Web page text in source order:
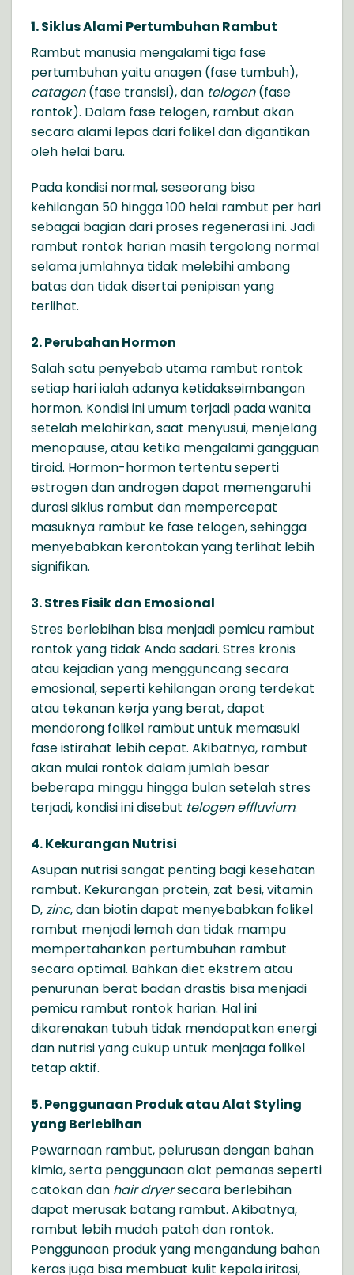
1. Siklus Alami Pertumbuhan Rambut
Rambut manusia mengalami tiga fase
pertumbuhan yaitu anagen (fase tumbuh),
catagen(fase transisi), dan telogen(fase
rontok). Dalam fase telogen, rambut akan
secara alami lepas dari folikel dan digantikan
oleh helai baru.
Pada kondisi normal, seseorang bisa
kehilangan 50 hingga 100 helai rambut per hari
sebagai bagian dari proses regenerasi ini. Jadi
rambut rontok harian masih tergolong normal
selama jumlahnya tidak melebihi ambang
batas dan tidak disertai penipisan yang
terlihat.
2. Perubahan Hormon
Salah satu penyebab utama rambut rontok
setiap hari ialah adanya ketidakseimbangan
hormon. Kondisi ini umum terjadi pada wanita
setelah melahirkan, saat menyusui, menjelang
menopause, atau ketika mengalami gangguan
tiroid. Hormon-hormon tertentu seperti
estrogen dan androgen dapat memengaruhi
durasi siklus rambut dan mempercepat
masuknya rambut ke fase telogen, sehingga
menyebabkan kerontokan yang terlihat lebih
signifikan.
3. Stres Fisik dan Emosional
Stres berlebihan bisa menjadi pemicu rambut
rontok yang tidak Anda sadari. Stres kronis
atau kejadian yang mengguncang secara
emosional, seperti kehilangan orang terdekat
atau tekanan kerja yang berat, dapat
mendorong folikel rambut untuk memasuki
fase istirahat lebih cepat. Akibatnya, rambut
akan mulai rontok dalam jumlah besar
beberapa minggu hingga bulan setelah stres
terjadi, kondisi ini disebut telogen effluvium.
4. Kekurangan Nutrisi
Asupan nutrisi sangat penting bagi kesehatan
rambut. Kekurangan protein, zat besi, vitamin
D,zinc, dan biotin dapat menyebabkan folikel
rambut menjadi lemah dan tidak mampu
mempertahankan pertumbuhan rambut
secara optimal. Bahkan diet ekstrem atau
penurunan berat badan drastis bisa menjadi
pemicu rambut rontok harian. Hal ini
dikarenakan tubuh tidak mendapatkan energi
dan nutrisi yang cukup untuk menjaga folikel
tetap aktif.
5. Penggunaan Produk atau Alat Styling
yang Berlebihan
Pewarnaan rambut, pelurusan dengan bahan
kimia, serta penggunaan alat pemanas seperti
catokan dan hair dryersecara berlebihan
dapat merusak batang rambut. Akibatnya,
rambut lebih mudah patah dan rontok.
Penggunaan produk yang mengandung bahan
keras juga bisa membuat kulit kepala iritasi,